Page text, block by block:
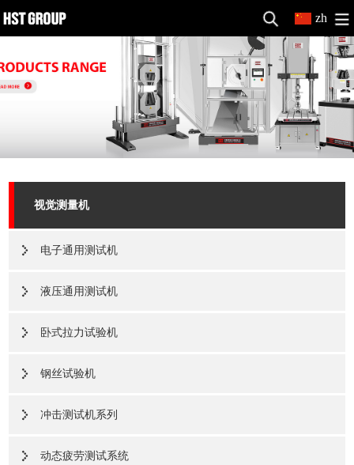
zh
视觉测量机
电子通用测试机
液压通用测试机
卧式拉力试验机
钢丝试验机
冲击测试机系列
动态疲劳测试系统